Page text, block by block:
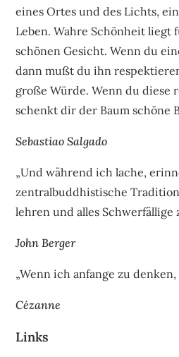
eines Ortes und des Lichts,
Leben. Wahre Schönheit
schönen Gesicht. Wenn du
dann mußt du ihn
große Würde. Wenn du diese
schenkt dir der Baum schöne
Sebastiao Salgado
„Und während ich lache,
zentralbuddhistische
lehren und alles Schwerfällige
John Berger
„Wenn ich anfange zu denken,
Cézanne
Links